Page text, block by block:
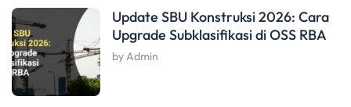
Update SBU Konstruksi 2026: Cara
Upgrade Subklasifikasi di OSS RBA
by Admin